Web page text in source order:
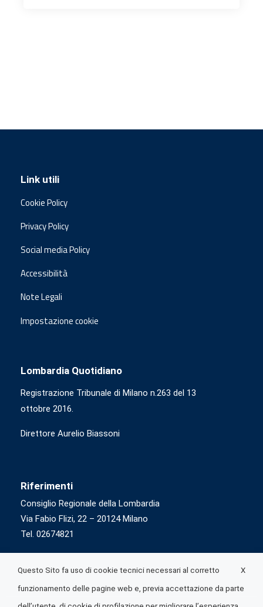
Link utili
Cookie Policy
Privacy Policy
Social media Policy
Accessibilità
Note Legali
Impostazione cookie
Lombardia Quotidiano
Registrazione Tribunale di Milano n.263 del 13
ottobre 2016.
Direttore Aurelio Biassoni
Riferimenti
Consiglio Regionale della Lombardia
Via Fabio Flizi, 22 – 20124 Milano
Tel. 02674821
X
Questo Sito fa uso di cookie tecnici necessari al corretto
funzionamento delle pagine web e, previa accettazione da parte